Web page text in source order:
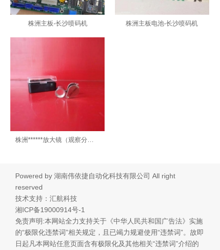
株洲主板-长沙喷码机 株洲主板电池-长沙喷码机
株洲******放大镜（观察分裂点）-长沙喷码机
Powered by湖南伟依捷自动化科技有限公司 All right
reserved
技术支持：汇航科技
湘ICP备19000914号-1
免责声明:本网站全力支持关于《中华人民共和国广告法》实施
的“极限化违禁词”相关规定，且已竭力规避使用“违禁词”。故即
日起凡本网站任意页面含有极限化及其他相关“违禁词”介绍的